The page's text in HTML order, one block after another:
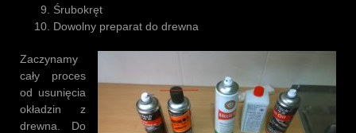
Śrubokręt
Dowolny preparat do drewna
Zaczynamy
cały proces
od usunięcia
okładzin z
drewna. Do